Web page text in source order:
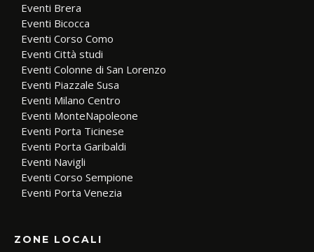
Eventi Brera
Eventi Bicocca
Eventi Corso Como
Eventi Città studi
Eventi Colonne di San Lorenzo
Eventi Piazzale Susa
Eventi Milano Centro
Eventi MonteNapoleone
Eventi Porta Ticinese
Eventi Porta Garibaldi
Eventi Navigli
Eventi Corso Sempione
Eventi Porta Venezia
ZONE LOCALI